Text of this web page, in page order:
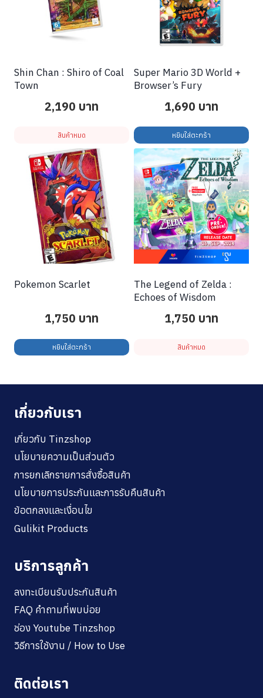
Shin Chan : Shiro of Coal
Town
2,190 บาท
สินค้าหมด
Super Mario 3D World +
Browser’s Fury
1,690 บาท
หยิบใส่ตะกร้า
Pokemon Scarlet
1,750 บาท
หยิบใส่ตะกร้า
The Legend of Zelda :
Echoes of Wisdom
1,750 บาท
สินค้าหมด
เกี่ยวกับเรา
เกี่ยวกับ Tinzshop
นโยบายความเป็นส่วนตัว
การยกเลิกรายการสั่งซื้อสินค้า
นโยบายการประกันและการรับคืนสินค้า
ข้อตกลงและเงื่อนไข
Gulikit Products
บริการลูกค้า
ลงทะเบียนรับประกันสินค้า
FAQ คำถามที่พบบ่อย
ช่อง Youtube Tinzshop
วิธีการใช้งาน / How to Use
ติดต่อเรา